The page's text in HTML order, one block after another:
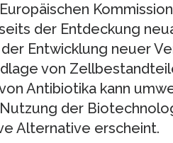
der Entdeckung
Entwicklung neuer
von
Antibiotika kann
der
Alternative erscheint.